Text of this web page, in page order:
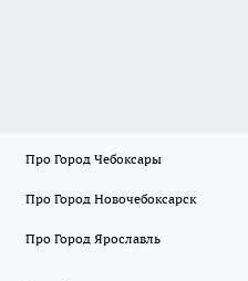
Про Город Чебоксары
Про Город Новочебоксарск
Про Город Ярославль